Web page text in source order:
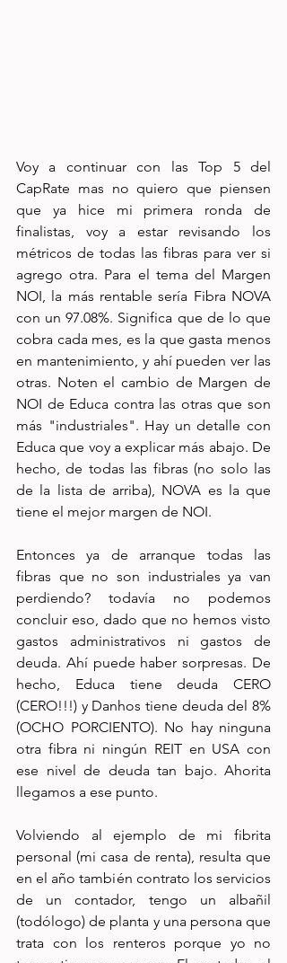
Voy a continuar con las Top 5 del
CapRate mas no quiero que piensen
que ya hice mi primera ronda de
finalistas, voy a estar revisando los
métricos de todas las fibras para ver si
agrego otra. Para el tema del Margen
NOI, la más rentable sería Fibra NOVA
con un 97.08%. Significa que de lo que
cobra cada mes, es la que gasta menos
en mantenimiento, y ahí pueden ver las
otras. Noten el cambio de Margen de
NOI de Educa contra las otras que son
más "industriales". Hay un detalle con
Educa que voy a explicar más abajo. De
hecho, de todas las fibras (no solo las
de la lista de arriba), NOVA es la que
tiene el mejor margen de NOI.
Entonces ya de arranque todas las
fibras que no son industriales ya van
perdiendo? todavía no podemos
concluir eso, dado que no hemos visto
gastos administrativos ni gastos de
deuda. Ahí puede haber sorpresas. De
hecho, Educa tiene deuda CERO
(CERO!!!) y Danhos tiene deuda del 8%
(OCHO PORCIENTO). No hay ninguna
otra fibra ni ningún REIT en USA con
ese nivel de deuda tan bajo. Ahorita
llegamos a ese punto.
Volviendo al ejemplo de mi fibrita
personal (mi casa de renta), resulta que
en el año también contrato los servicios
de un contador, tengo un albañil
(todólogo) de planta y una persona que
trata con los renteros porque yo no